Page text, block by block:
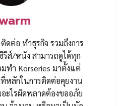
ดต่อ ทำธุรกิจ รวมถึงการ
รีส์/หนัง สามารถดูได้ทุก
ทำ Korseries มาตั้งแต่
หลักในการติดต่อคุยงาน
ะไรผิดพลาดต้องขออภัย